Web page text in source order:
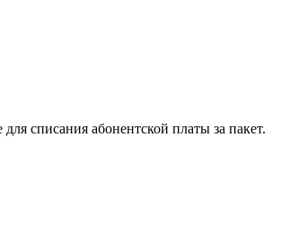
списания абонентской платы за пакет.